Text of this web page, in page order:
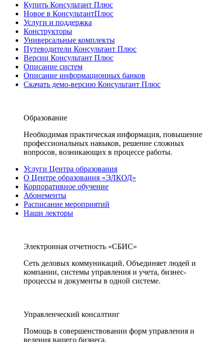
Купить Консультант Плюс
Новое в КонсультантПлюс
Услуги и поддержка
Конструкторы
Универсальные комплекты
Путеводители Консультант Плюс
Версии Консультант Плюс
Описание систем
Описание информационных банков
Скачать демо-версию Консультант Плюс
Образование
Необходимая практическая информация, повышение
профессиональных навыков, решение сложных
вопросов, возникающих в процессе работы.
Услуги Центра образования
О Центре образования «ЭЛКОД»
Корпоративное обучение
Абонементы
Расписание мероприятий
Наши лекторы
Электронная отчетность «СБИС»
Сеть деловых коммуникаций. Объединяет людей и
компании, системы управления и учета, бизнес-
процессы и документы в одной системе.
Управленческий консалтинг
Помощь в совершенствовании форм управления и
ведения вашего бизнеса.